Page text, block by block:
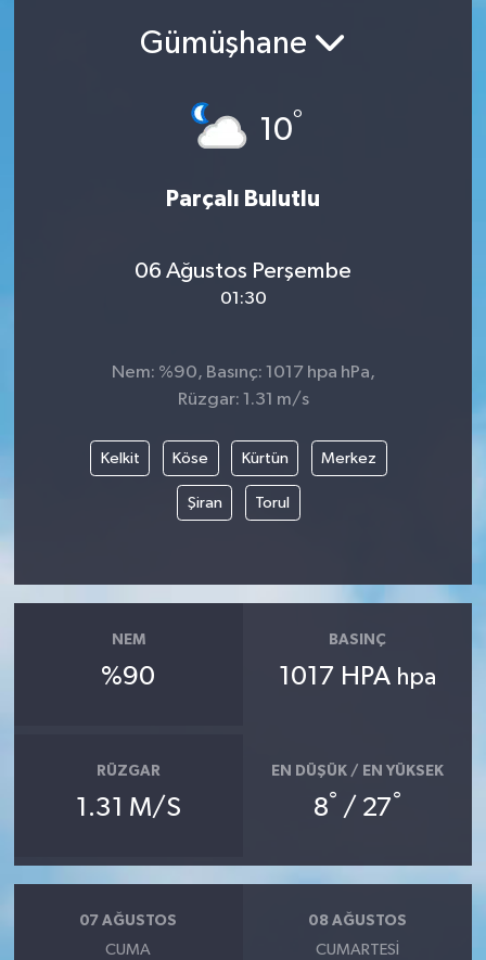
Gümüşhane
10°
Parçalı Bulutlu
06 Ağustos Perşembe
01:30
Nem: %90, Basınç: 1017 hpa hPa,
Rüzgar: 1.31 m/s
Kelkit Köse Kürtün Merkez
Şiran Torul
NEM
%90
BASINÇ
1017 HPA hpa
RÜZGAR
1.31 M/S
EN DÜŞÜK / EN YÜKSEK
8° / 27°
07 AĞUSTOS
CUMA
08 AĞUSTOS
CUMARTESI